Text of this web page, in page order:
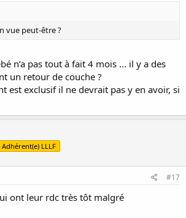
vue peut-être ?
n’a pas tout à fait 4 mois ... il y a des
un retour de couche ?
est exclusif il ne devrait pas y en avoir, si
Adhérent(e) LLLF
#17
ont leur rdc très tôt malgré